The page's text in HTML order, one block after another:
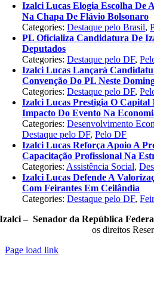
Izalci Lucas Elogia Escolha De
Na Chapa De Flávio Bolsonaro
Categories:Destaque pelo Brasil,
PL Oficializa Candidatura De
Deputados
Categories:Destaque pelo DF,
Izalci Lucas Lançará
Convenção Do PL Neste
Categories:Destaque pelo DF,
Izalci Lucas Prestigia O Capital
Impacto Do Evento Na
Categories:Desenvolvimento
Destaque pelo DF,Pelo DF
Izalci Lucas Reforça Apoio A
Capacitação Profissional Na
Categories: Assistência Social,
Izalci Lucas Defende A
Com Feirantes Em Ceilândia
Categories:Destaque pelo DF,
Izalci – Senador da República
os direitos
Page load link